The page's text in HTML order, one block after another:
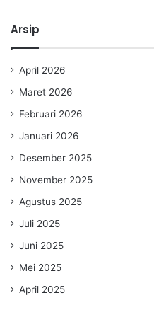
Arsip
April 2026
Maret 2026
Februari 2026
Januari 2026
Desember 2025
November 2025
Agustus 2025
Juli 2025
Juni 2025
Mei 2025
April 2025